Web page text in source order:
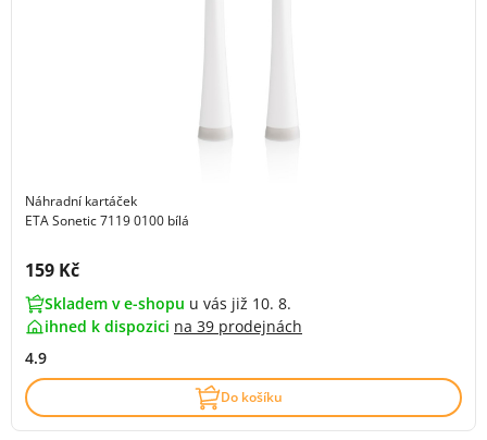
Náhradní kartáček
ETA Sonetic 7119 0100 bílá
Cena s DPH:
159 Kč
Skladem v e-shopu u vás již 10. 8.
ihned k dispozici na 39 prodejnách
4.9
Do košíku